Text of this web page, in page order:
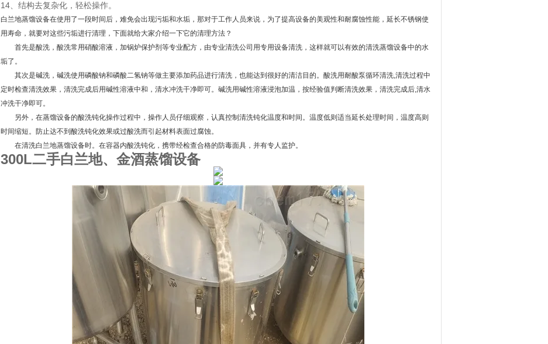
14、结构去复杂化，轻松操作。
白兰地蒸馏设备在使用了一段时间后，难免会出现‌‌污垢和水垢，那对于工作人员来说，为了提高设备的美观性和耐腐蚀性能，延长不锈钢使
用寿命，就要对这些污垢进行清理，下面就给大家介绍一下它的清理方法？
首先是酸洗，酸洗常用硝酸溶液，加锅炉保护剂等专业配方，由专业清洗公司用专用设备清洗，这样就可以有效的清洗蒸馏设备中的水
垢了。
其次是碱洗，碱洗使用磷酸钠和磷酸二氢钠等做主要添加药品进行清洗，也能达到很好的清洁目的。酸洗用耐酸泵循环清洗,清洗过程中
定时检查清洗效果，清洗完成后用碱性溶液中和，清水冲洗干净即可。碱洗用碱性溶液浸泡加温，按经验值判断清洗效果，清洗完成后,清水
冲洗干净即可。
另外，在蒸馏设备的酸洗钝化操作过程中，操作人员仔细观察，认真控制清洗钝化温度和时间。温度低则适当延长处理时间，温度高则
时间缩短。防止达不到酸洗钝化效果或过酸洗而引起材料表面过腐蚀。
在清洗白兰地蒸馏设备时。在容器内酸洗钝化，携带经检查合格的防毒面具，并有专人监护。
300L二手白兰地、金酒蒸馏设备